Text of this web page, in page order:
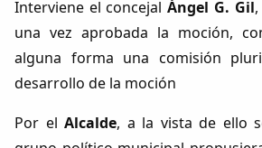
Interviene el concejalÁngel G. Gil
una vez aprobada la moción,
alguna forma una comisión
desarrollo de la moción
Por elAlcalde, a la vista de ello